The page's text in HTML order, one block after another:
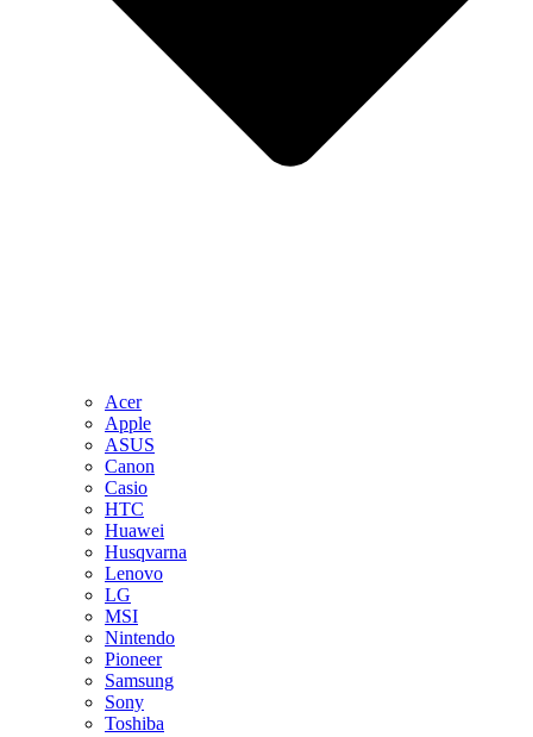
Acer
Apple
ASUS
Canon
Casio
HTC
Huawei
Husqvarna
Lenovo
LG
MSI
Nintendo
Pioneer
Samsung
Sony
Toshiba